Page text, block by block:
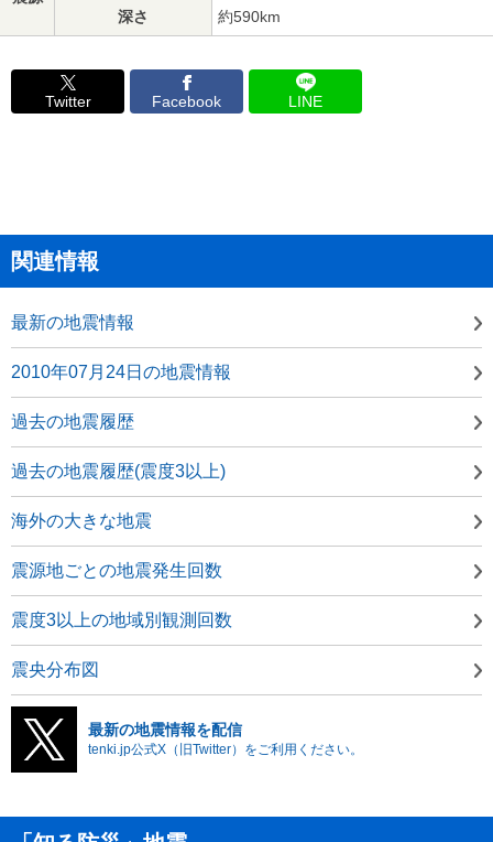
深さ 約590km
Twitter Facebook LINE
関連情報
最新の地震情報
2010年07月24日の地震情報
過去の地震履歴
過去の地震履歴(震度3以上)
海外の大きな地震
震源地ごとの地震発生回数
震度3以上の地域別観測回数
震央分布図
最新の地震情報を配信
tenki.jp公式X（旧Twitter）をご利用ください。